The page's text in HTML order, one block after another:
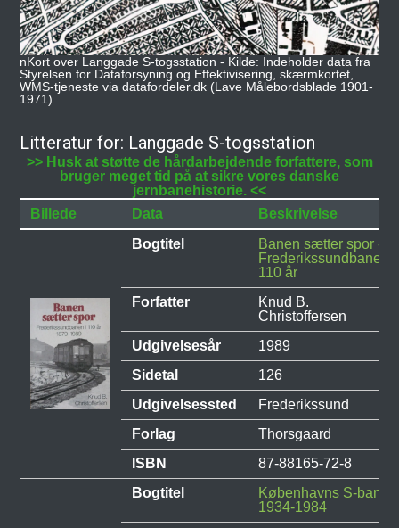
nKort over Langgade S-togsstation - Kilde: Indeholder data fra
Styrelsen for Dataforsyning og Effektivisering, skærmkortet,
WMS-tjeneste via datafordeler.dk (Lave Målebordsblade 1901-
1971)
Litteratur for: Langgade S-togsstation
>> Husk at støtte de hårdarbejdende forfattere, som
bruger meget tid på at sikre vores danske
jernbanehistorie. <<
Billede
Data
Beskrivelse
Bogtitel
Banen sætter spor -
Frederikssundbanen i
110 år
Forfatter
Knud B.
Christoffersen
Udgivelsesår
1989
Sidetal
126
Udgivelsessted
Frederikssund
Forlag
Thorsgaard
ISBN
87-88165-72-8
Bogtitel
Københavns S-bane
1934-1984